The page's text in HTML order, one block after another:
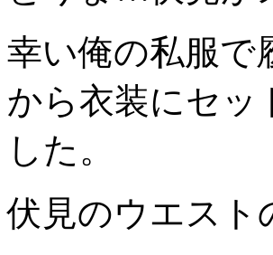
幸い俺の私服で
から衣装にセッ
した。
伏見のウエスト